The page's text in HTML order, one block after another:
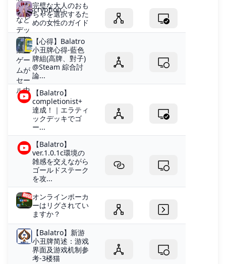
完璧な大人のおも
ちゃを選択するた
めの女性のガイド
【心得】Balatro
小丑牌心得-藍色
牌組(高牌、對子)
@Steam 綜合討
論...
【Balatro】
completionist+
達成！｜エラティ
ックデッキでゴ
ー...
【Balatro】
ver.1.0.1c環境の
雑感を交えながら
ゴールドステーク
を攻...
オンラインポーカ
ーはリグされてい
ますか？
【Balatro】新游
小丑牌简述：游戏
界面及游戏机制参
考-3楼猫